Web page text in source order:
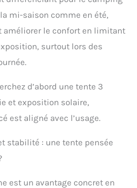
crochets sur le dessus
de la tente pour
accrocher les lumières. Il
rangement des deux
côtés de la tente
objets de valeur.
mi-saison comme en été,
améliorer le confort en limitant
surtout lors des
d’abord une tente 3
et exposition solaire,
est aligné avec l’usage.
stabilité : une tente pensée
est un avantage concret en